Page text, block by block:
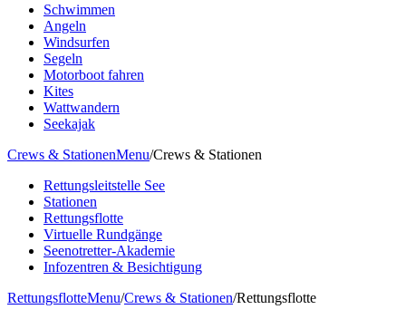
Schwimmen
Angeln
Windsurfen
Segeln
Motorboot fahren
Kites
Wattwandern
Seekajak
Crews & StationenMenu/Crews & Stationen
Rettungsleitstelle See
Stationen
Rettungsflotte
Virtuelle Rundgänge
Seenotretter-Akademie
Infozentren & Besichtigung
RettungsflotteMenu/Crews & Stationen/Rettungsflotte